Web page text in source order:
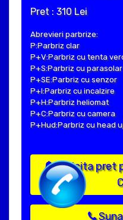
Pret : 310 Lei
Abrevieri parbrize:
P:Parbriz clar
P+V:Parbriz cu tenta
P+S:Parbriz cu parasolar
P+SE:Parbriz cu senzor
P+I:Parbriz cu incalzire
P+H:Parbriz heliomat
P+C:Parbriz cu camera
P+Hud:Parbriz cu head
Solicita pret